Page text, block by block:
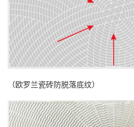
（欧罗兰瓷砖防脱落底纹）